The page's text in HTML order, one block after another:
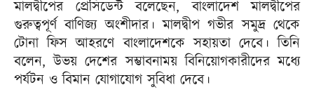
মালদ্বীপের প্রেসিডেন্ট বলেছেন, বাংলাদেশ মালদ্বীপের
গুরুত্বপূর্ণ বাণিজ্য অংশীদার। মালদ্বীপ গভীর সমুদ্র থেকে
টোনা ফিস আহরণে বাংলাদেশকে সহায়তা দেবে। তিনি
বলেন, উভয় দেশের সম্ভাবনাময় বিনিয়োগকারীদের মধ্যে
পর্যটন ও বিমান যোগাযোগ সুবিধা দেবে।